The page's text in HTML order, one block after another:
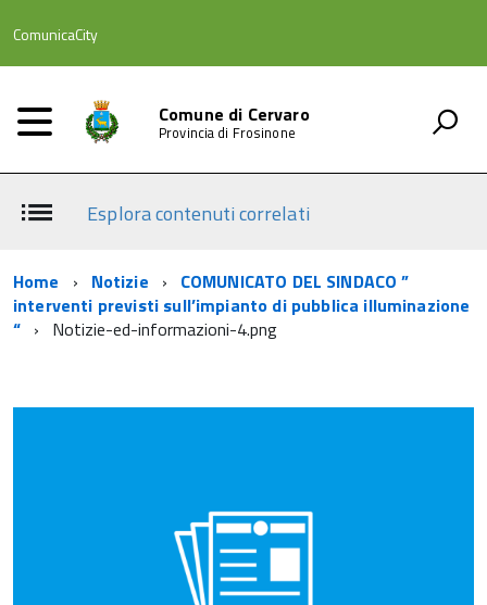
ComunicaCity
Comune di Cervaro
Provincia di Frosinone
Esplora contenuti correlati
Home Notizie
COMUNICATO DEL SINDACO ”
interventi previsti sull’impianto di pubblica illuminazione
“
Notizie-ed-informazioni-4.png